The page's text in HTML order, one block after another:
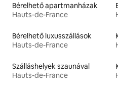
Bérelhető apartmanházak
Hauts-de-France
Bérelhető luxusszállások
Hauts-de-France
Szálláshelyek szaunával
Hauts-de-France